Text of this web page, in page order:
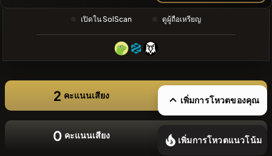
❌ไม่มี
เหรียญล่าสุด
เปิดใน SolScan ดูผู้ถือเหรียญ
2 คะแนนเสียง เพิ่มการโหวตของคุณ
0 คะแนนเสียง เพิ่มการโหวตแนวโน้ม